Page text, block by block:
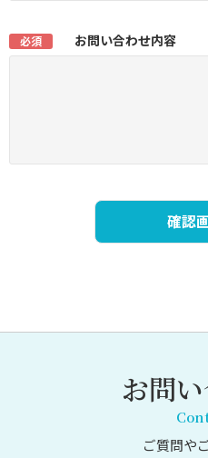
必須 お問い合わせ内容
お問
ご質問や